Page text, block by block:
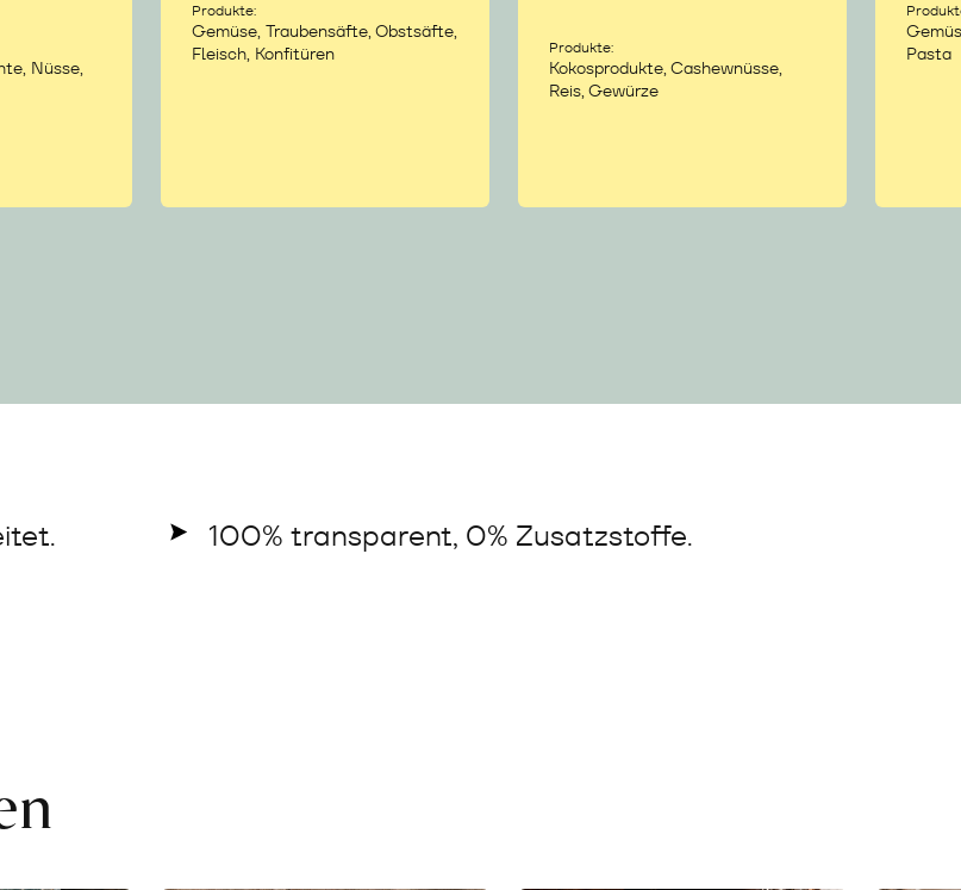
Nüsse,
Produkte:
Gemüse, Traubensäfte, Obstsäfte,
Fleisch, Konfitüren
Produkte:
Kokosprodukte, Cashewnüsse,
Reis, Gewürze
Pasta
100% transparent, 0% Zusatzstoffe.